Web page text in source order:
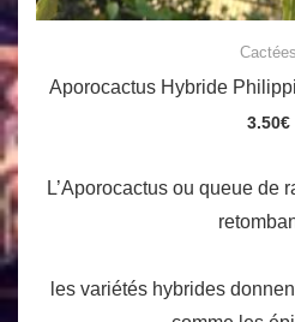
Cactées
Aporocactus Hybride
3.50€
L’Aporocactus ou queue de
les variétés hybrides